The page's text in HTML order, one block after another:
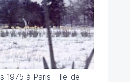
1975 à Paris - Ile-de-